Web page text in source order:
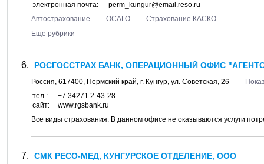
электронная почта:
perm_kungur@email.reso.ru
Автострахование
ОСАГО
Страхование КАСКО
Еще рубрики
РОСГОССТРАХ БАНК, ОПЕРАЦИОННЫЙ ОФИС
Россия, 617400, Пермский край, г. Кунгур, ул. Советская, 26
тел.:
+7 34271 2-43-28
сайт:
www.rgsbank.ru
Все виды страхования. В данном офисе не оказываются услуги
СМК РЕСО-МЕД, КУНГУРСКОЕ ОТДЕЛЕНИЕ, ООО